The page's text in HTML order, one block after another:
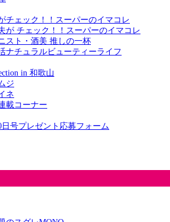
チェック！！スーパーのイマコレ
が チェック！！スーパーのイマコレ
スト・酒美 推しの一杯
ナチュラルビューティーライフ
in 和歌山
ジ
ネ
載コーナー
日号プレゼント応募フォーム